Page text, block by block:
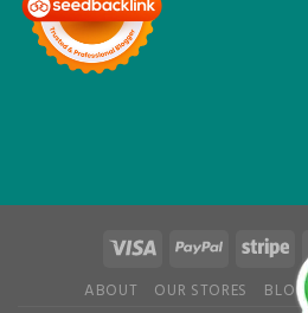
ABOUT OUR STORES BLOG